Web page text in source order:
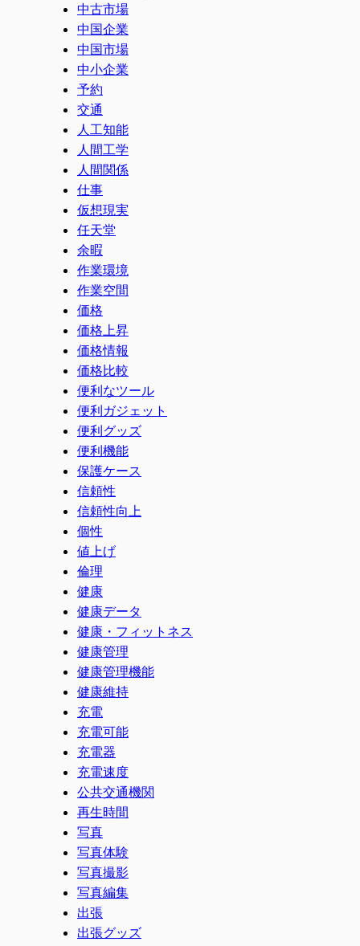
中古市場
中国企業
中国市場
中小企業
予約
交通
人工知能
人間工学
人間関係
仕事
仮想現実
任天堂
余暇
作業環境
作業空間
価格
価格上昇
価格情報
価格比較
便利なツール
便利ガジェット
便利グッズ
便利機能
保護ケース
信頼性
信頼性向上
個性
値上げ
倫理
健康
健康データ
健康・フィットネス
健康管理
健康管理機能
健康維持
充電
充電可能
充電器
充電速度
公共交通機関
再生時間
写真
写真体験
写真撮影
写真編集
出張
出張グッズ